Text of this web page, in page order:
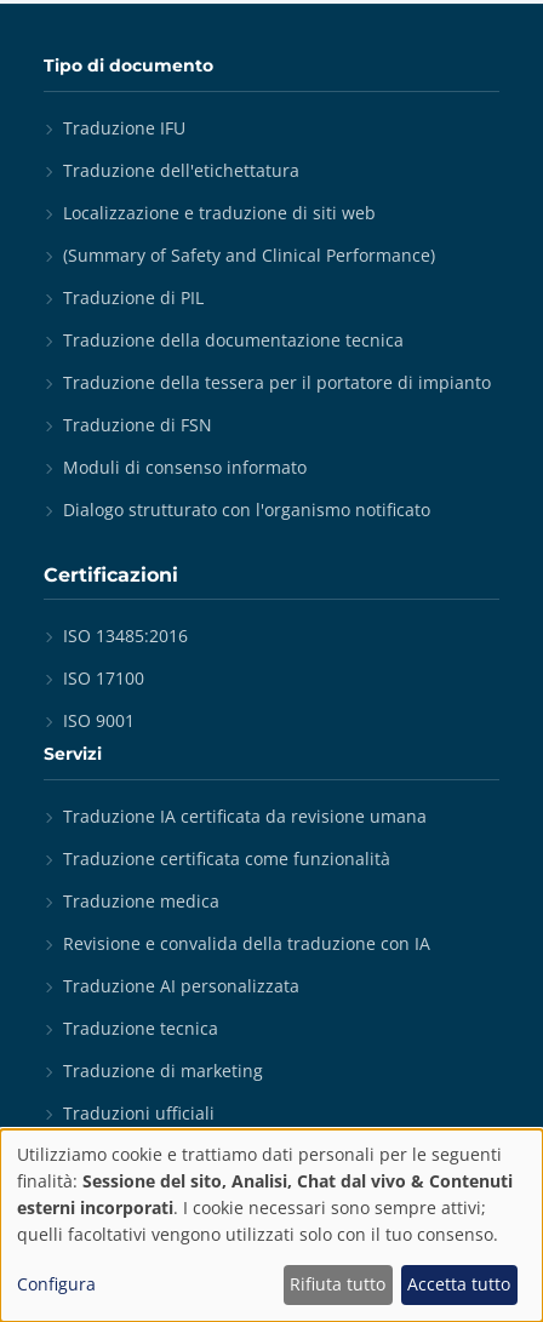
Tipo di documento
Traduzione IFU
Traduzione dell'etichettatura
Localizzazione e traduzione di siti web
(Summary of Safety and Clinical Performance)
Traduzione di PIL
Traduzione della documentazione tecnica
Traduzione della tessera per il portatore di impianto
Traduzione di FSN
Moduli di consenso informato
Dialogo strutturato con l'organismo notificato
Certificazioni
ISO 13485:2016
ISO 17100
ISO 9001
Servizi
Traduzione IA certificata da revisione umana
Traduzione certificata come funzionalità
Traduzione medica
Revisione e convalida della traduzione con IA
Traduzione AI personalizzata
Traduzione tecnica
Traduzione di marketing
Traduzioni ufficiali
Traduzione legale
MTPE Service
Impostazioni
sulla
privacy
Utilizziamo cookie e trattiamo dati personali per le seguenti
finalità: Sessione del sito, Analisi, Chat dal vivo & Contenuti
esterni incorporati. I cookie necessari sono sempre attivi;
quelli facoltativi vengono utilizzati solo con il tuo consenso.
Configura Rifiuta tutto Accetta tutto